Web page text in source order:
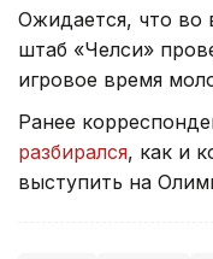
Ожидается, что во
штаб «Челси»
игровое время
Ранее
разбирался, как и
выступить на